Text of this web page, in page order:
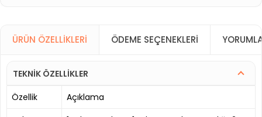
ÜRÜN ÖZELLIKLERI ÖDEME SEÇENEKLERI
TEKNİK ÖZELLİKLER
Özellik
Açıklama